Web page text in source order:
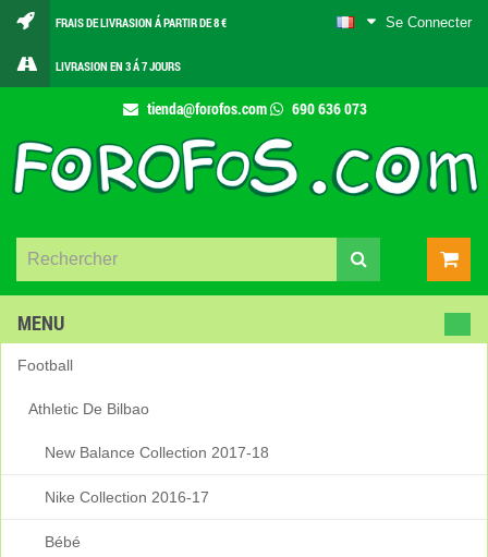
Se Connecter
FRAIS DE LIVRASION Á PARTIR DE 8 €
LIVRASION EN 3 Á 7 JOURS
tienda@forofos.com 690 636 073
MENU
Football
Athletic De Bilbao
New Balance Collection 2017-18
Nike Collection 2016-17
Bébé